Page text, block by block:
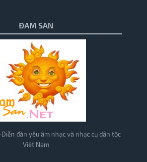
ĐAM SAN
đàn yêu âm nhạc và nhạc cụ dân tộc
Việt Nam